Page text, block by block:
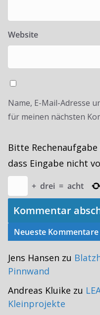
Website
Name, E-Mail-Adresse
für meinen nächsten
Bitte
dass Eingabe nicht
+ drei = acht
Neueste Kommentare
Jens Hansen zu
Pinnwand
Andreas Kluike zu
Kleinprojekte